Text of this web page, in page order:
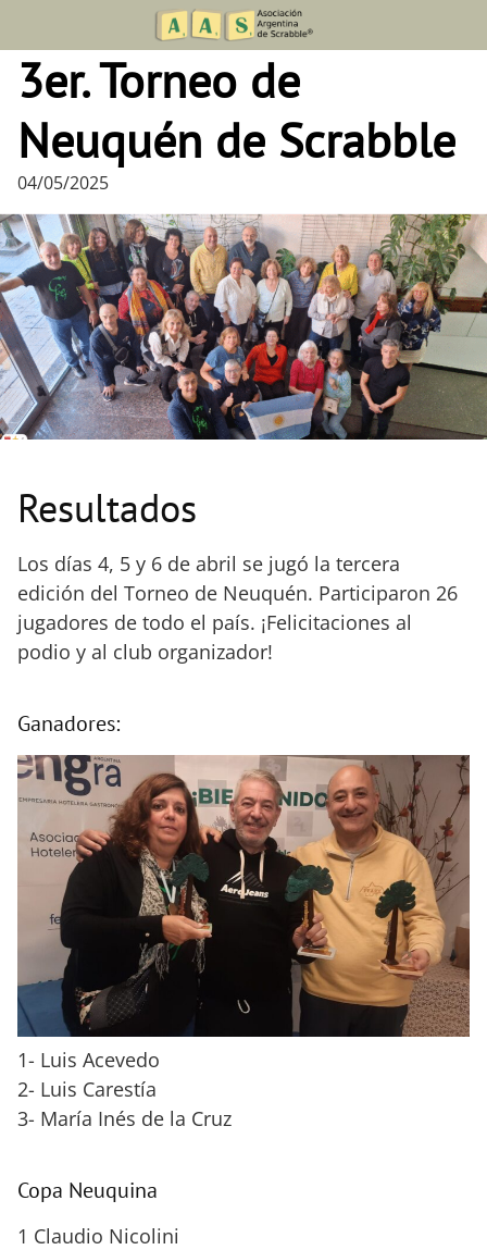
content
3er. Torneo de
Neuquén de Scrabble
04/05/2025
Resultados
Los días 4, 5 y 6 de abril se jugó la tercera
edición del Torneo de Neuquén. Participaron 26
jugadores de todo el país. ¡Felicitaciones al
podio y al club organizador!
Ganadores:
1- Luis Acevedo
2- Luis Carestía
3- María Inés de la Cruz
Copa Neuquina
1 Claudio Nicolini